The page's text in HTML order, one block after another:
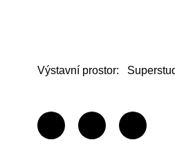
Výstavní prostor: